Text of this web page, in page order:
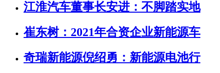
江淮汽车董事长安进：不脚踏实地
崔东树：2021年合资企业新能源车
奇瑞新能源倪绍勇：新能源电池行